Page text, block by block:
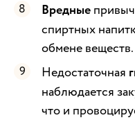
Вредные
спиртных
обмене веществ.
Недостаточная
наблюдается
что и